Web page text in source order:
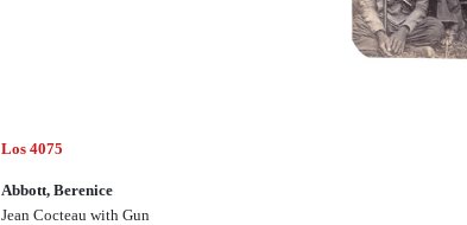
Los 4075
Abbott, Berenice
Jean Cocteau with Gun